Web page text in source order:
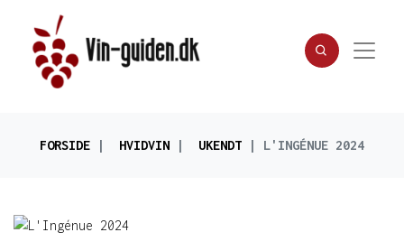
FORSIDE HVIDVIN UKENDT L'INGÉNUE 2024